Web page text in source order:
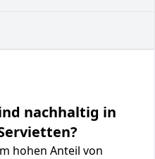
nachhaltig in
hohen Anteil von